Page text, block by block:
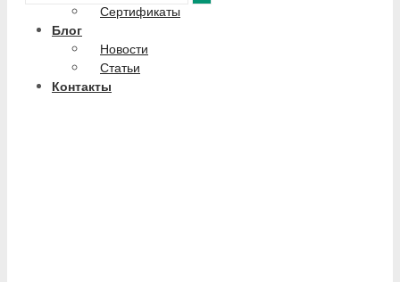
Сертификаты
Блог
Новости
Статьи
Контакты